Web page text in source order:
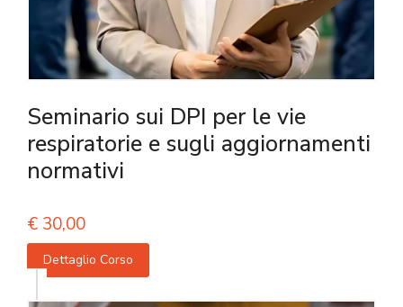
Seminario sui DPI per le vie
respiratorie e sugli aggiornamenti
normativi
€ 30,00
Dettaglio Corso